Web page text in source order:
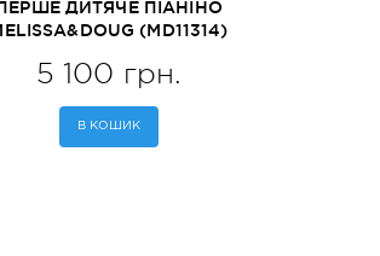
ДИТЯЧЕ ПІАНІНО
(MD11314)
5 100 грн.
В КОШИК